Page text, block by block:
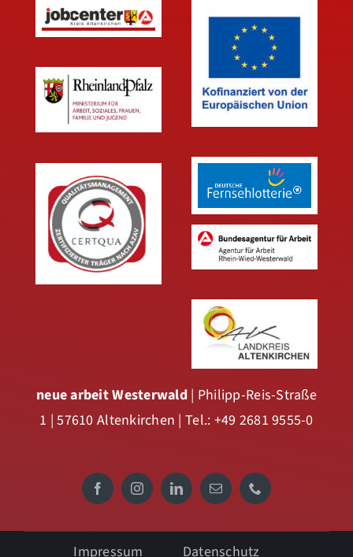
neue arbeit Westerwald | Philipp-Reis-Straße
1 | 57610 Altenkirchen | Tel.: +49 2681 9555-0
Impressum Datenschutz